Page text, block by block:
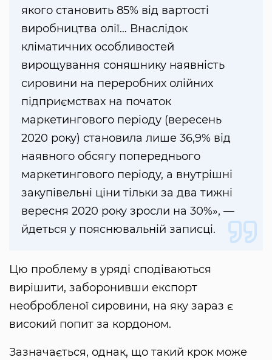
якого становить 85% від вартості
виробництва олії… Внаслідок
кліматичних особливостей
вирощування соняшнику наявність
сировини на переробних олійних
підприємствах на початок
маркетингового періоду (вересень
2020 року) становила лише 36,9% від
наявного обсягу попереднього
маркетингового періоду, а внутрішні
закупівельні ціни тільки за два тижні
вересня 2020 року зросли на 30%», —
йдеться у пояснювальній записці.
Цю проблему в уряді сподіваються
вирішити, заборонивши експорт
необробленої сировини, на яку зараз є
високий попит за кордоном.
Зазначається, однак, що такий крок може